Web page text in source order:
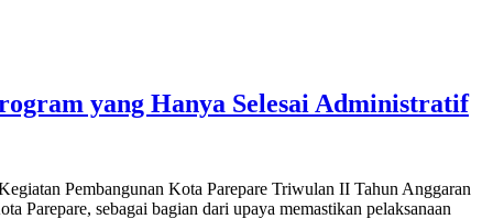
yang Hanya Selesai Administratif
Pembangunan Kota Parepare Triwulan II Tahun Anggaran
Parepare, sebagai bagian dari upaya memastikan pelaksanaan